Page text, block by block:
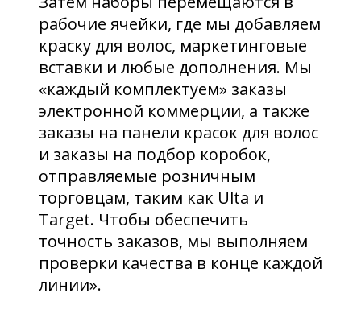
рабочие ячейки, где мы добавляем
краску для волос, маркетинговые
вставки и любые дополнения. Мы
«каждый комплектуем» заказы
электронной коммерции, а также
заказы на панели красок для волос
и заказы на подбор коробок,
отправляемые розничным
торговцам, таким как Ulta и
Target. Чтобы обеспечить
точность заказов, мы выполняем
проверки качества в конце каждой
линии».